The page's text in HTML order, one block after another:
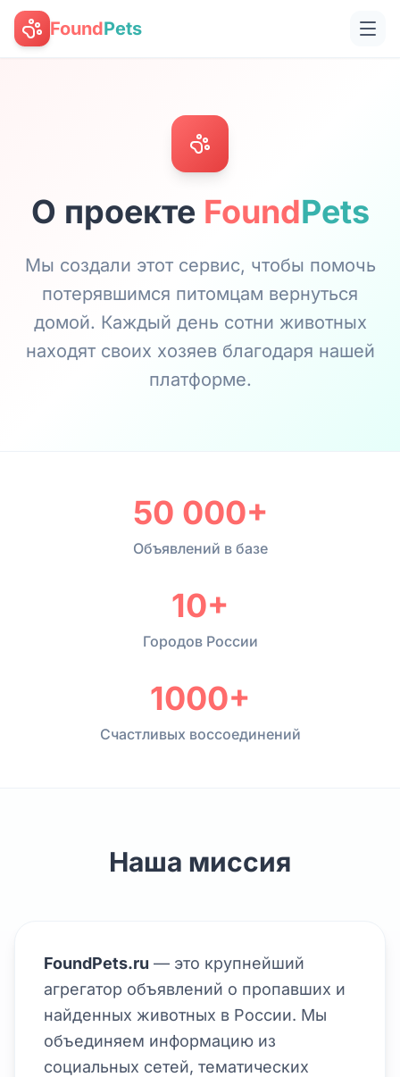
FoundPets
О проекте FoundPets
Мы создали этот сервис, чтобы помочь
потерявшимся питомцам вернуться
домой. Каждый день сотни животных
находят своих хозяев благодаря нашей
платформе.
50 000+
Объявлений в базе
10+
Городов России
1000+
Счастливых воссоединений
Наша миссия
FoundPets.ru — это крупнейший
агрегатор объявлений о пропавших и
найденных животных в России. Мы
объединяем информацию из
социальных сетей, тематических